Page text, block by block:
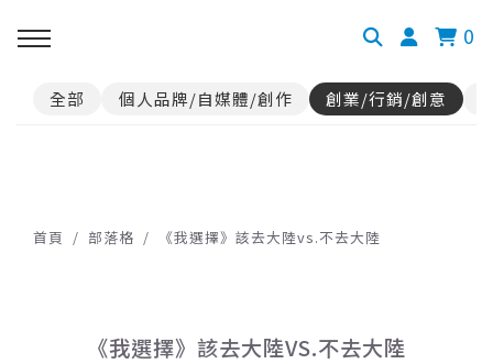
0
全部 個人品牌/自媒體/創作 創業/行銷/創意
首頁 部落格 《我選擇》該去大陸vs.不去大陸
《我選擇》該去大陸VS.不去大陸